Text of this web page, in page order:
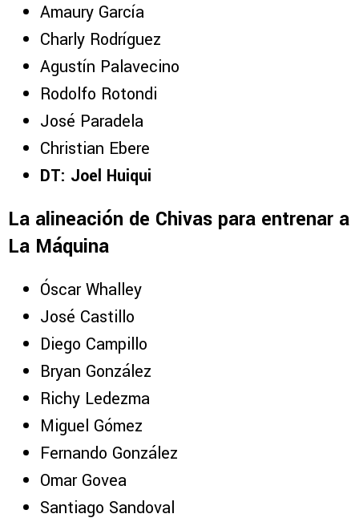
Amaury García
Charly Rodríguez
Agustín Palavecino
Rodolfo Rotondi
José Paradela
Christian Ebere
DT: Joel Huiqui
La alineación de Chivas para entrenar a
La Máquina
Óscar Whalley
José Castillo
Diego Campillo
Bryan González
Richy Ledezma
Miguel Gómez
Fernando González
Omar Govea
Santiago Sandoval